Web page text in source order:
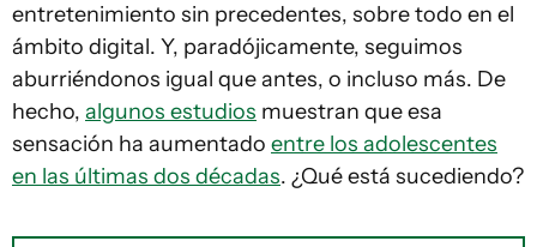
entretenimiento sin precedentes, sobre todo en el
ámbito digital. Y, paradójicamente, seguimos
aburriéndonos igual que antes, o incluso más. De
hecho, algunos estudios muestran que esa
sensación ha aumentado entre los adolescentes
en las últimas dos décadas. ¿Qué está sucediendo?